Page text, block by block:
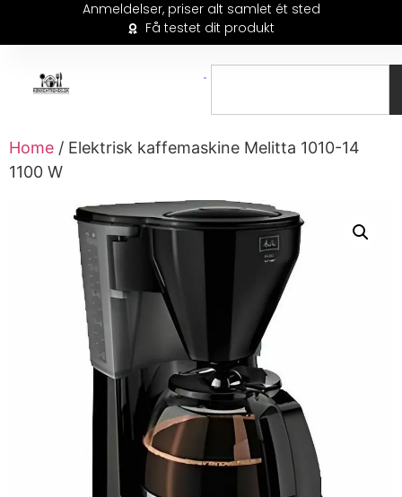
Anmeldelser, priser alt samlet ét sted
Få testet dit produkt
Home / Elektrisk kaffemaskine Melitta 1010-14
1100 W